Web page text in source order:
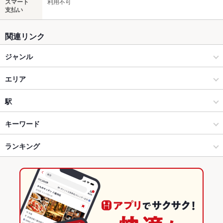
支払い
関連リンク
ジャンル
ダイニングバー・バル
洋・和洋・各国料理・その他
名古屋（名古屋駅/西区/中村区） × ダイニングバー・バル
名古屋（名古屋駅/西区/中村区） × 洋・和洋・各国料理・その他
伏見駅 × ダイニングバー・バル
伏見駅 × 洋・和洋・各国料理・その他
カフェ・スイーツ
エリア
名古屋駅
名古屋駅 × ダイニングバー・バル
名古屋駅 × 洋・和洋・各国料理・その他
名古屋駅 × カフェ・スイーツ
名古屋駅 × カフェ
駅
国際センター駅
伏見駅
キーワード
手羽先 フライドポテト
ランキング
愛知のグルメランキング
愛知のダイニングバー・バルランキング
名古屋（名古屋駅/西区/中村区）のグルメランキング